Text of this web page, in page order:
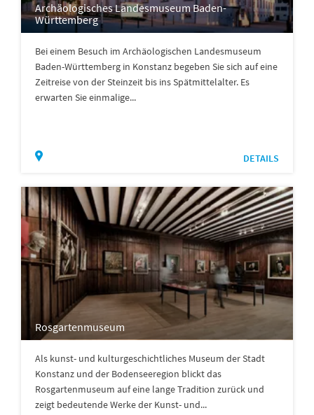
Archäologisches Landesmuseum Baden-
Württemberg
Bei einem Besuch im Archäologischen Landesmuseum
Baden-Württemberg in Konstanz begeben Sie sich auf eine
Zeitreise von der Steinzeit bis ins Spätmittelalter. Es
erwarten Sie einmalige...
DETAILS
Rosgartenmuseum
Als kunst- und kulturgeschichtliches Museum der Stadt
Konstanz und der Bodenseeregion blickt das
Rosgartenmuseum auf eine lange Tradition zurück und
zeigt bedeutende Werke der Kunst- und...